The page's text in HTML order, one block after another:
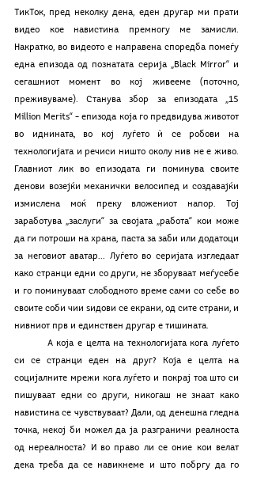
ТикТок, пред неколку дена, еден другар ми прати
видео кое навистина премногу ме замисли.
Накратко, во видеото е направена споредба помеѓу
една епизода од познатата серија „Black Mirror“ и
сегашниот момент во кој живееме (поточно,
преживуваме). Станува збор за епизодата „15
Million Merits“ – епизода која го предвидува животот
во иднината, во кој луѓето ѝ се робови на
технологијата и речиси ништо околу нив не е живо.
Главниот лик во епизодата ги поминува своите
денови возејќи механички велосипед и создавајќи
измислена моќ преку вложениот напор. Тој
заработува „заслуги“ за својата „работа“ кои може
да ги потроши на храна, паста за заби или додатоци
за неговиот аватар... Луѓето во серијата изгледаат
како странци едни со други, не зборуваат меѓусебе
и го поминуваат слободното време сами со себе во
своите соби чии ѕидови се екрани, од сите страни, и
нивниот прв и единствен другар е тишината.
си се странци еден на друг? Која е целта на
социјалните мрежи кога луѓето и покрај тоа што си
пишуваат едни со други, никогаш не знаат како
навистина се чувствуваат? Дали, од денешна гледна
точка, некој би можел да ја разграничи реалноста
од нереалноста? И во право ли се оние кои велат
дека треба да се навикнеме и што побргу да го